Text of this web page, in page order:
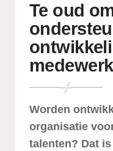
Te oud
Worden
organisatie
talenten? Dat